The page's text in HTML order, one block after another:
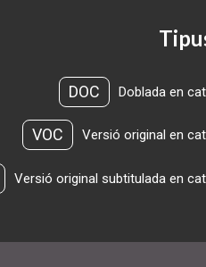
DOC Doblada en
VOC Versió original en
Versió original subtitulada en